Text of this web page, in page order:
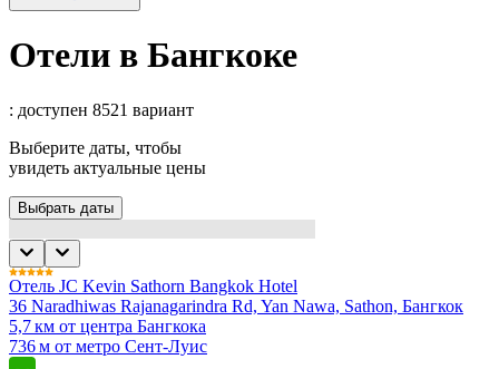
Отели в Бангкоке
: доступен 8521 вариант
Выберите даты, чтобы
увидеть актуальные цены
Выбрать даты
Отель JC Kevin Sathorn Bangkok Hotel
36 Naradhiwas Rajanagarindra Rd, Yan Nawa, Sathon, Бангкок
5,7 км от центра Бангкока
736 м от метро Сент-Луис